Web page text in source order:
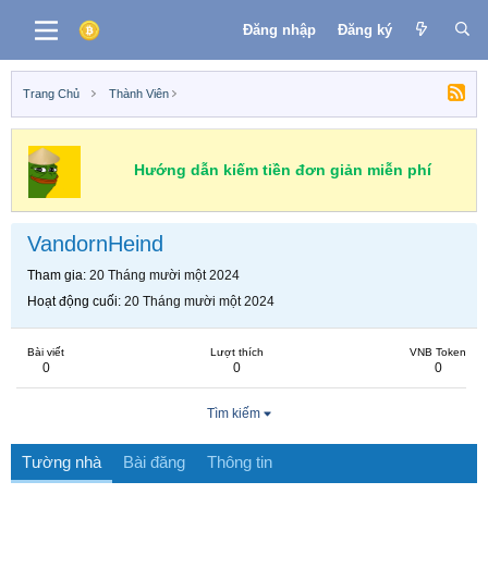
Đăng nhập Đăng ký
Trang Chủ Thành Viên
Hướng dẫn kiếm tiền đơn giản miễn phí
VandornHeind
Tham gia 20 Tháng mười một 2024
Hoạt động cuối 20 Tháng mười một 2024
Bài viết
0
Lượt thích
0
VNB Token
0
Tìm kiếm
Tường nhà Bài đăng Thông tin